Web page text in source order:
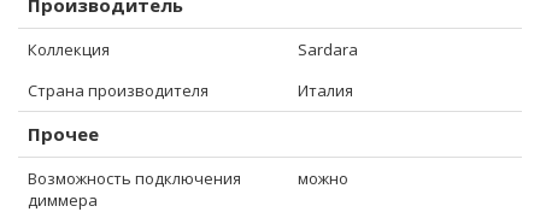
Производитель
Коллекция
Sardara
Страна производителя
Италия
Прочее
Возможность подключения
диммера
можно